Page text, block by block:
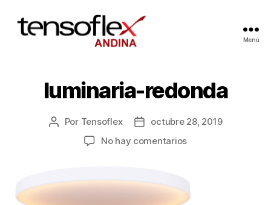
Menú
luminaria-redonda
Por Tensoflex
octubre 28, 2019
No hay comentarios